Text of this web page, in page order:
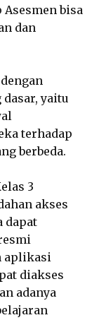
bisa
dan
yaitu
terhadap
berbeda.
3
akses
dapat
aplikasi
diakses
adanya